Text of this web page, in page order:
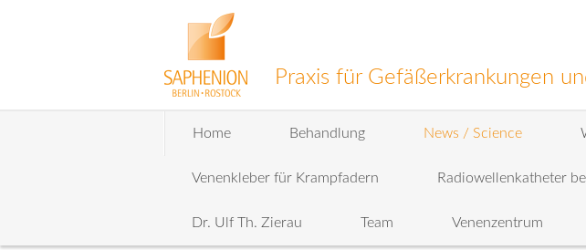
Praxis für Gefäßerkrankungen
Home Behandlung News / Science
Venenkleber für Krampfadern Radiowellenkatheter
Dr. Ulf Th. Zierau Team Venenzentrum